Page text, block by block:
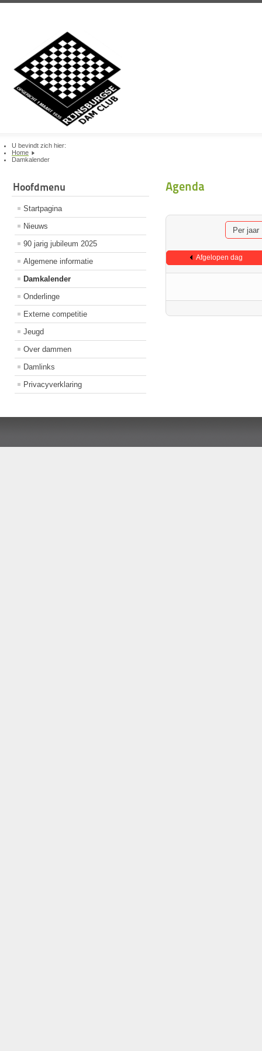
U bevindt zich hier:
Home
Damkalender
Hoofdmenu
Startpagina
Nieuws
90 jarig jubileum 2025
Algemene informatie
Damkalender
Onderlinge
Externe competitie
Jeugd
Over dammen
Damlinks
Privacyverklaring
Agenda
Per jaar
Afgelopen dag